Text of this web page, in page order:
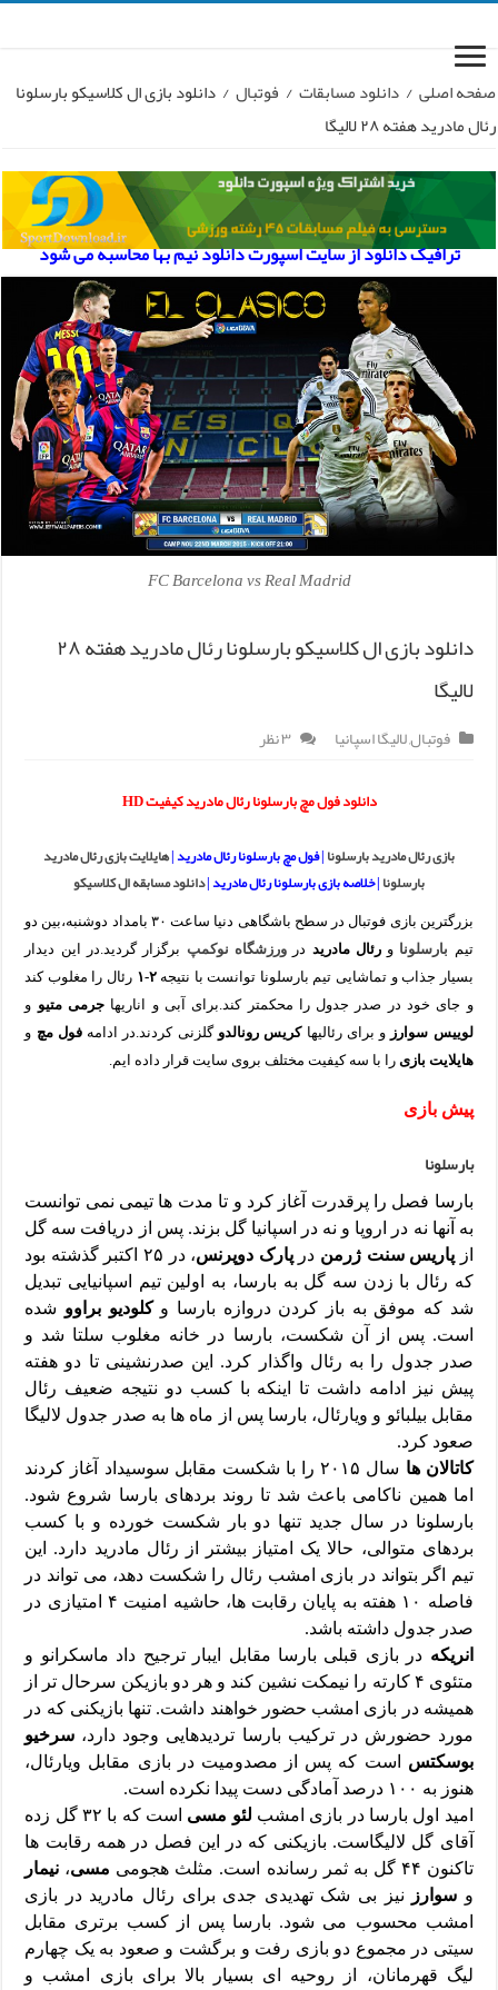
صفحه اصلی / دانلود مسابقات / فوتبال / دانلود بازی ال کلاسیکو بارسلونا
رئال مادرید هفته ۲۸ لالیگا
ترافیک دانلود از سایت اسپورت دانلود نیم بها محاسبه می شود
FC Barcelona vs Real Madrid
دانلود بازی ال کلاسیکو بارسلونا رئال مادرید هفته ۲۸
لالیگا
فوتبال,لالیگا اسپانیا ۳ نظر
دانلود فول مچ بارسلونا رئال مادرید کیفیت HD
بازی رئال مادرید بارسلونا| فول مچ بارسلونا رئال مادرید |هایلایت بازی رئال مادرید
بارسلونا| خلاصه بازی بارسلونا رئال مادرید |دانلود مسابقه ال کلاسیکو
بزرگترین بازی فوتبال در سطح باشگاهی دنیا ساعت ۳۰ بامداد دوشنبه،بین دو
تیم بارسلونا ورئال مادرید درورزشگاه نوکمپ برگزار گردید.در این دیدار
بسیار جذاب و تماشایی تیم بارسلونا توانست با نتیجه۲-۱
رئال را مغلوب کند
و جای خود در صدر جدول را محکمتر کند.برای آبی و اناریهاجرمی متیو و
لوییس سوارز و برای رئالیهاکریس رونالدو گلزنی کردند.در ادامهفول مچ و
هایلایت بازی را با سه کیفیت مختلف بروی سایت قرار داده ایم.
پیش بازی
بارسلونا
بارسا فصل را پرقدرت آغاز کرد و تا مدت ها تیمی نمی توانست
به آنها نه در اروپا و نه در اسپانیا گل بزند. پس از دریافت سه گل
از پاریس سنت ژرمن درپارک دوپرنس
، در ۲۵ اکتبر گذشته بود
که رئال با زدن سه گل به بارسا، به اولین تیم اسپانیایی تبدیل
شد که موفق به باز کردن دروازه بارسا وکلودیو براوو شده
است. پس از آن شکست، بارسا در خانه مغلوب سلتا شد و
صدر جدول را به رئال واگذار کرد. این صدرنشینی تا دو هفته
پیش نیز ادامه داشت تا اینکه با کسب دو نتیجه ضعیف رئال
مقابل بیلبائو و ویارئال، بارسا پس از ماه ها به صدر جدول لالیگا
صعود کرد.
کاتالان ها
سال ۲۰۱۵ را با شکست مقابل سوسیداد آغاز کردند
اما همین ناکامی باعث شد تا روند بردهای بارسا شروع شود.
بارسلونا در سال جدید تنها دو بار شکست خورده و با کسب
بردهای متوالی، حالا یک امتیاز بیشتر از رئال مادرید دارد. این
تیم اگر بتواند در بازی امشب رئال را شکست دهد، می تواند در
فاصله ۱۰ هفته به پایان رقابت ها، حاشیه امنیت ۴ امتیازی در
صدر جدول داشته باشد.
انریکه در بازی قبلی بارسا مقابل ایبار ترجیح داد ماسکرانو و
متئوی ۴ کارته را نیمکت نشین کند و هر دو بازیکن سرحال تر از
همیشه در بازی امشب حضور خواهند داشت. تنها بازیکنی که در
مورد حضورش در ترکیب بارسا تردیدهایی وجود دارد، سرخیو
بوسکتس است که پس از مصدومیت در بازی مقابل ویارئال،
هنوز به ۱۰۰ درصد آمادگی دست پیدا نکرده است.
امید اول بارسا در بازی امشب لئو مسی
است که با ۳۲ گل زده
آقای گل لالیگاست. بازیکنی که در این فصل در همه رقابت ها
تاکنون ۴۴ گل به ثمر رسانده است. مثلث هجومی
مسی، نیمار
و سوارز
نیز بی شک تهدیدی جدی برای رئال مادرید در بازی
امشب محسوب می شود. بارسا پس از کسب برتری مقابل
سیتی در مجموع دو بازی رفت و برگشت و صعود به یک چهارم
لیگ قهرمانان، از روحیه ای بسیار بالا برای بازی امشب و